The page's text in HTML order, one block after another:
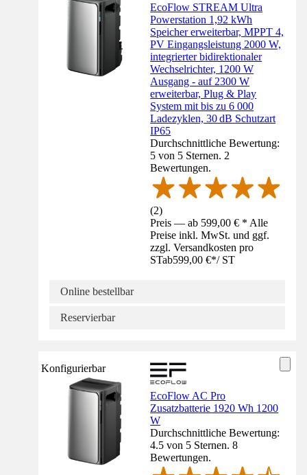
EcoFlow STREAM Ultra
Powerstation 1,92 kWh
Speicher erweiterbar, MPPT 4,
PV Eingangsleistung 2000 W,
integrierter bidirektionaler
Wechselrichter, 1200 W
Ausgang - auf 2300 W
erweiterbar, Plug & Play
System mit bis zu 6 000
Ladezyklen, 30 dB Schutzart
IP65
Durchschnittliche Bewertung:
5 von 5 Sternen. 2
Bewertungen.
(2)
Preis — ab 599,00 € * Alle
Preise inkl. MwSt. und ggf.
zzgl. Versandkosten pro
STab599,00 €*/ ST
Online bestellbar
Reservierbar
Konfigurierbar
EcoFlow AC Pro
Zusatzbatterie 1920 Wh 1200
W
Durchschnittliche Bewertung:
4.5 von 5 Sternen. 8
Bewertungen.